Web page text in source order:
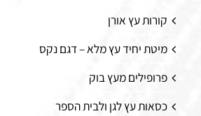
קורות עץ אורן
מיטת יחיד עץ מלא – דגם נקס
פרופילים מעץ בוק
כסאות עץ לגן ולבית הספר